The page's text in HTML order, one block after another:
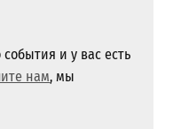
и у вас есть
нам, мы